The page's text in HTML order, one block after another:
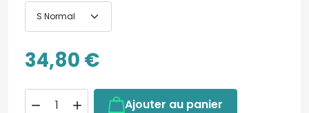
34,80 €
  Ajouter au panier